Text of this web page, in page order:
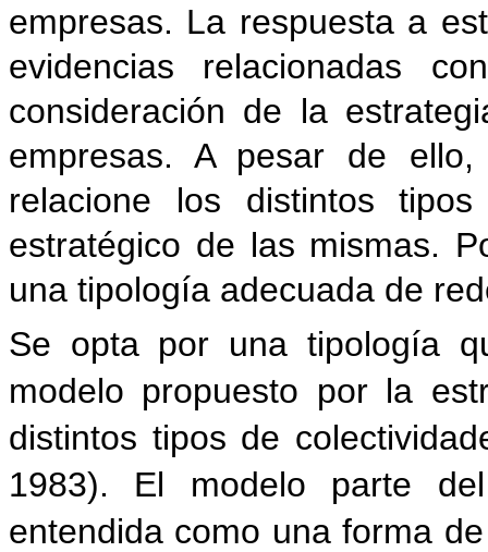
empresas. La respuesta a
evidencias relacionadas
consideración de la
empresas. A pesar de
relacione los distintos
estratégico de las mismas.
una tipología adecuada de
Se opta por una tipología
modelo propuesto por la
distintos tipos de
1983). El modelo parte
entendida como una forma